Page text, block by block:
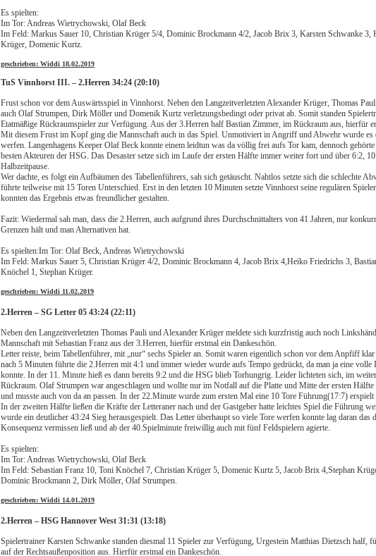
Es spielten:
Im Tor: Andreas Wietrychowski, Olaf Beck
Im Feld: Markus Sauer 10, Christian Krüger 5/4, Dominic Brockmann 4/2, Jacob Brix 3, Karsten Schwanke 3,
Krüger, Domenic Kurtz.
geschrieben: Widdi 18.02.2019
TuS Vinnhorst III. – 2.Herren 34:24 (20:10)
Frust schon vor dem Auswärtsspiel in Vinnhorst. Neben den Langzeitverletzten Alexander Krüger, Thomas
auch Olaf Strumpen, Dirk Möller und Domenik Kurtz verletzungsbedingt oder privat ab. Somit standen
Etatmäßige Rückraumspieler zur Verfügung. Aus der 3.Herren half Bastian Zimmer, im Rückraum aus, hierfür
Mit diesem Frust im Kopf ging die Mannschaft auch in das Spiel. Unmotiviert in Angriff und Abwehr wurde es
werfen. Langenhagens Keeper Olaf Beck konnte einem leidtun was da völlig frei aufs Tor kam, dennoch
besten Akteuren der HSG. Das Desaster setze sich im Laufe der ersten Hälfte immer weiter fort und über 6:2,
Halbzeitpause.
Wer dachte, es folgt ein Aufbäumen des Tabellenführers, sah sich getäuscht. Nahtlos setzte sich die schlechte
führte teilweise mit 15 Toren Unterschied. Erst in den letzten 10 Minuten setzte Vinnhorst seine regulären
konnten das Ergebnis etwas freundlicher gestalten.
Fazit: Wiedermal sah man, dass die 2.Herren, auch aufgrund ihres Durchschnittalters von 41 Jahren, nur
Grenzen hält und man Alternativen hat.
Es spielten:Im Tor: Olaf Beck, Andreas Wietrychowski
Im Feld: Markus Sauer 5, Christian Krüger 4/2, Dominic Brockmann 4, Jacob Brix 4,Heiko Friedrichs 3,
Knöchel 1, Stephan Krüger.
geschrieben: Widdi 11.02.2019
2.Herren – SG Letter 05 43:24 (22:11)
Neben den Langzeitverletzten Thomas Pauli und Alexander Krüger meldete sich kurzfristig auch noch
Mannschaft mit Sebastian Franz aus der 3.Herren, hierfür erstmal ein Dankeschön.
Letter reiste, beim Tabellenführer, mit „nur“ sechs Spieler an. Somit waren eigentlich schon vor dem Anpfiff
nach 5 Minuten führte die 2.Herren mit 4:1 und immer wieder wurde aufs Tempo gedrückt, da man ja eine volle
konnte. In der 11. Minute hieß es dann bereits 9:2 und die HSG blieb Torhungrig. Leider lichteten sich, im
Rückraum. Olaf Strumpen war angeschlagen und wollte nur im Notfall auf die Platte und Mitte der ersten
und musste auch von da an passen. In der 22.Minute wurde zum ersten Mal eine 10 Tore Führung(17:7) erspielt
In der zweiten Hälfte ließen die Kräfte der Letteraner nach und der Gastgeber hatte leichtes Spiel die Führung
wurde ein deutlicher 43:24 Sieg herausgespielt. Das Letter überhaupt so viele Tore werfen konnte lag daran
Konsequenz vermissen ließ und ab der 40.Spielminute freiwillig auch mit fünf Feldspielern agierte.
Es spielten:
Im Tor: Andreas Wietrychowski, Olaf Beck
Im Feld: Sebastian Franz 10, Toni Knöchel 7, Christian Krüger 5, Domenic Kurtz 5, Jacob Brix 4,Stephan
Dominic Brockmann 2, Dirk Möller, Olaf Strumpen.
geschrieben: Widdi 14.01.2019
2.Herren – HSG Hannover West 31:31 (13:18)
Spielertrainer Karsten Schwanke standen diesmal 11 Spieler zur Verfügung, Urgestein Matthias Dietzsch half,
auf der Rechtsaußenposition aus. Hierfür erstmal ein Dankeschön.